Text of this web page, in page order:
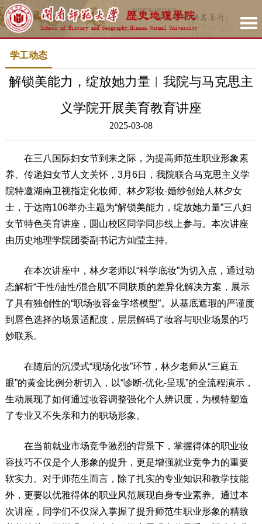
学工动态
解锁美能力，绽放她力量︱我院与马克思主
义学院开展美育教育讲座
2025-03-08
在三八国际妇女节到来之际，为提高师范生职业形象素
养、传递妇女节人文关怀，3月6日，我院联合马克思主义学
院特邀湖南卫视指定化妆师、林夕彩妆·婚纱创始人林夕女
士，于达南106举办主题为“解锁美能力，绽放她力量”三八妇
女节特色美育讲座，圆山校区同学同步线上参与。本次讲座
由历史地理学院团委副书记方灿莹主持。
在本次讲座中，林夕老师以“科学底妆”为切入点，通过动
态解析“干性/油性/混合肌”不同肤质的差异化解决方案，展示
了具有独创性的“职场妆容金字塔模型”。从基底遮瑕的严谨度
到唇色选择的场景适配度，层层解码了妆容与职业场景的巧
妙联系。
在随后的沉浸式“现场化妆”环节，林夕老师从“三庭五
眼”的黄金比例分析切入，以“诊断-优化-呈现”的全流程演示，
生动展现了如何通过妆容调整强化个人辨识度，为模特塑造
了专业又不失亲和力的职场形象。
在当前就业市场竞争激烈的背景下，掌握得体的职业妆
容技巧不仅是个人形象的提升，更是增强就业竞争力的重要
软实力。对于师范生而言，除了扎实的专业知识和教学技能
外，更要以优雅得体的职业风范展现自身专业素养。通过本
次讲座，同学们不仅深入掌握了提升师范生职业形象的精致